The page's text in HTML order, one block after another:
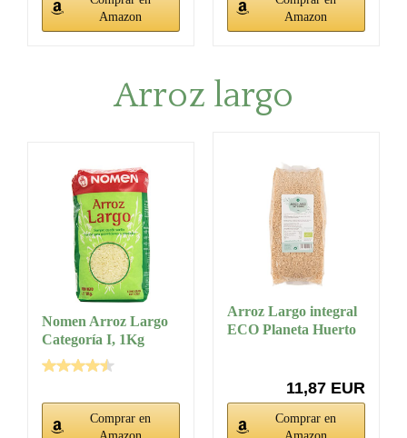
Amazon
Amazon
Arroz largo
Nomen Arroz Largo
Categoría I, 1Kg
Comprar en
Arroz Largo integral
ECO Planeta Huerto
11,87 EUR
Comprar en